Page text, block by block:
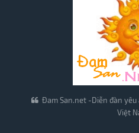
Đam San.net -Diễn đàn
Việt